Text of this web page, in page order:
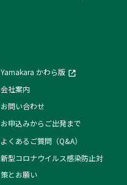
Yamakara かわら版
会社案内
お問い合わせ
お申込みからご出発まで
よくあるご質問（Q&A）
新型コロナウイルス感染防止対
策とお願い